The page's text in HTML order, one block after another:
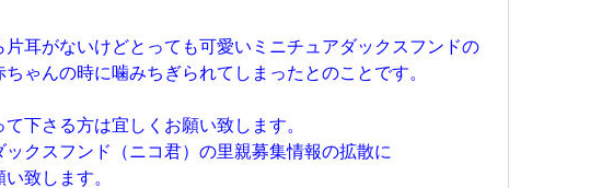
耳がないけどとっても可愛いミニチュアダックスフンドの
ゃんの時に噛みちぎられてしまったとのことです。
下さる方は宜しくお願い致します。
ックスフンド（ニコ君）の里親募集情報の拡散に
致します。